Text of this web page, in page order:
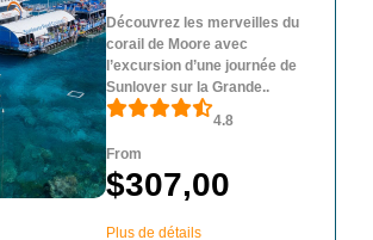
Découvrez les merveilles du
corail de Moore avec
l’excursion d’une journée de
Sunlover sur la Grande..
4.8
From
$307,00
Plus de détails